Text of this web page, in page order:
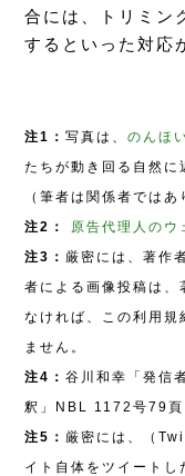
合には、トリミン
するといった対応
注1：写真は、のんほ
たちが動き回る自然に
（筆者は関係者ではあ
注2：
原告代理人のウ
注3： 厳密には、著作
者による画像投稿は、
なければ、この利用規
ません。
注4：谷川和幸「発信
釈」NBL 1172号79頁
注5： 厳密には、（
イト自体をツイートし